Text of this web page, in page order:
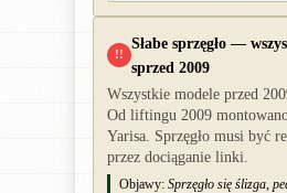
!!
Słabe sprzęgło —
sprzed 2009
Wszystkie modele przed
Od liftingu 2009
Yarisa. Sprzęgło musi być
przez dociąganie linki.
Objawy: Sprzęgło się ślizga,